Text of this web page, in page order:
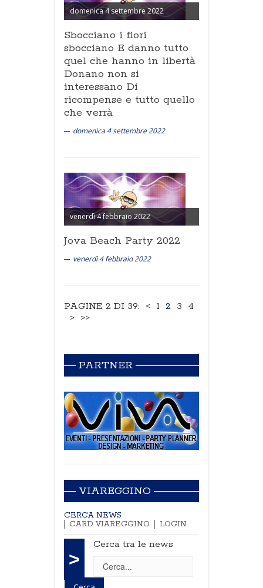
domenica 4 settembre 2022
Sbocciano i fiori
sbocciano E danno tutto
quel che hanno in libertà
Donano non si
interessano Di
ricompense e tutto quello
che verrà
domenica 4 settembre 2022
venerdì 4 febbraio 2022
Jova Beach Party 2022
venerdì 4 febbraio 2022
PAGINE 2 DI 39: < 1 2 3 4
> >>
PARTNER
VIAREGGINO
CERCA NEWS
CARD VIAREGGINO
LOGIN
>
Cerca tra le news